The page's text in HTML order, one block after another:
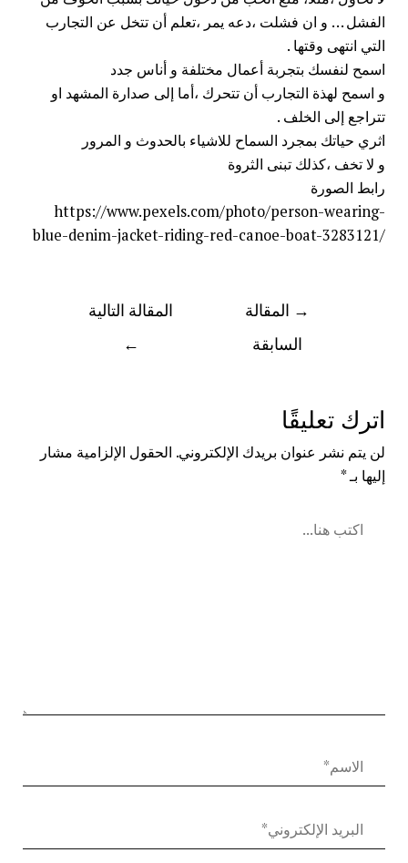
الفشل … و ان فشلت ،دعه يمر ،تعلم أن تتخل عن التجارب
التي انتهى وقتها .
اسمح لنفسك بتجربة أعمال مختلفة و أناس جدد
و اسمح لهذة التجارب أن تتحرك ،أما إلى صدارة المشهد او
تتراجع إلى الخلف .
اثري حياتك بمجرد السماح للاشياء بالحدوث و المرور
و لا تخف ،كذلك تبنى الثروة
رابط الصورة
https://www.pexels.com/photo/person-wearing-
blue-denim-jacket-riding-red-canoe-boat-3283121/
→ المقالة
السابقة
المقالة التالية
←
اترك تعليقًا
لن يتم نشر عنوان بريدك الإلكتروني. الحقول الإلزامية مشار
إليها بـ*